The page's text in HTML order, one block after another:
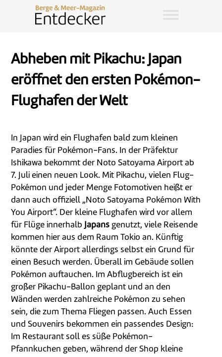
Abheben mit Pikachu: Japan
eröffnet den ersten Pokémon-
Flughafen der Welt
In Japan wird ein Flughafen bald zum kleinen
Paradies für Pokémon-Fans. In der Präfektur
Ishikawa bekommt der Noto Satoyama Airport ab
7. Juli einen neuen Look. Mit Pikachu, vielen Flug-
Pokémon und jeder Menge Fotomotiven heißt er
dann auch offiziell „Noto Satoyama Pokémon With
You Airport“. Der kleine Flughafen wird vor allem
für Flüge innerhalb Japans genutzt, viele Reisende
kommen hier aus dem Raum Tokio an. Künftig
könnte der Airport allerdings selbst ein Grund für
einen Besuch werden. Überall im Gebäude sollen
Pokémon auftauchen. Im Abflugbereich ist ein
großer Pikachu-Ballon geplant und an den
Wänden werden zahlreiche Pokémon zu sehen
sein, die zum Thema Fliegen passen. Auch Essen
und Souvenirs bekommen ein passendes Design:
Im Restaurant soll es süße Pokémon-
Pfannkuchen geben, während der Shop kleine